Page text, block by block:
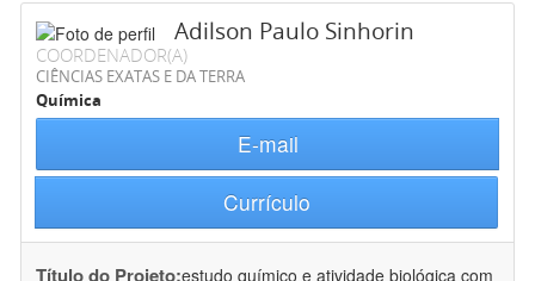
Adilson Paulo Sinhorin
COORDENADOR(A)
CIÊNCIAS EXATAS E DA TERRA
Química
E-mail
Currículo
Título do Projeto:estudo químico e atividade biológica com